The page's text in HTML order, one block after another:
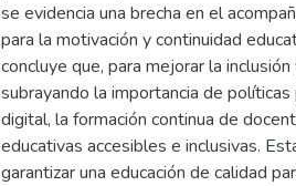
se evidencia una brecha en el
para la motivación y continuidad
concluye que, para mejorar la
subrayando la importancia de
digital, la formación continua de
educativas accesibles e inclusivas.
garantizar una educación de calidad